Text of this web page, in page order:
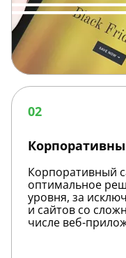
Корпоративный
сайт
«под02
Корпоративный
оптимальное
уровня, за
и сайтов со
числе веб-